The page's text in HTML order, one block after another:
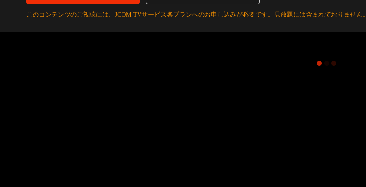
このコンテンツのご視聴には、JCOM TVサービス各プランへのお申し込みが必要です。見放題には含まれておりません。